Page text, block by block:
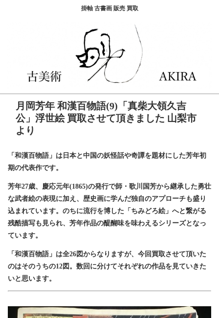
掛軸 古書画 販売 買取
月岡芳年 和漢百物語(9)「真柴大領久吉
公」浮世絵 買取させて頂きました 山梨市
より
「和漢百物語」は日本と中国の妖怪話や奇譚を題材にした芳年初
期の代表作です。
芳年27歳、慶応元年(1865)の発行で師・歌川国芳から継承した勇壮
な武者絵の表現に加え、歴史画に学んだ独自のアプローチも盛り
込まれています。のちに流行を博した「ちみどろ絵」へと繋がる
残酷描写も見られ、芳年作品の醍醐味を味わえるシリーズとなっ
ています。
「和漢百物語」は全26図からなりますが、今回買取させて頂いた
のはそのうちの12図。数回に分けてそれぞれの作品を見ていきた
いと思います。